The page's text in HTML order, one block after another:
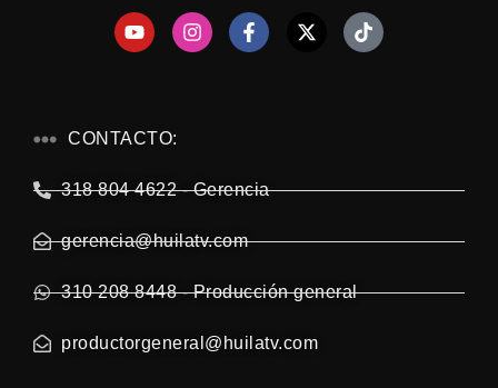
CONTACTO:
318 804 4622 - Gerencia
gerencia@huilatv.com
310 208 8448 - Producción general
productorgeneral@huilatv.com